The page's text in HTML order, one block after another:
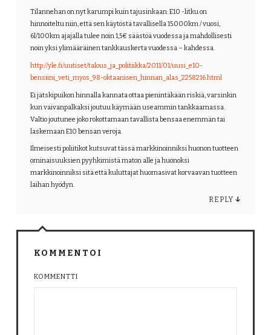
Tilannehan on nyt karumpi kuin tajusinkaan: E10 -litku on
hinnoiteltu niin, että sen käytöstä tavallisella 15.000km / vuosi,
6l/100km ajajalla tulee noin 1,5€ säästöä vuodessa ja mahdollisesti
noin yksi ylimääräinen tankkauskerta vuodessa – kahdessa.
http://yle.fi/uutiset/talous_ja_politiikka/2011/01/uusi_e10-
bensiini_veti_myos_98-oktaanisen_hinnan_alas_2258216.html
Ei jätskipuikon hinnalla kannata ottaa pienintäkään riskiä, varsinkin
kun vaivanpalkaksi joutuu käymään useammin tankkaamassa.
Valtio joutunee joko rokottamaan tavallista bensaa enemmän tai
laskemaan E10 bensan veroja.
Ilmeisesti poliitikot kutsuvat tässä markkinoinniksi huonon tuotteen
ominaisuuksien pyyhkimistä maton alle ja huonoksi
markkinoinniksi sitä että kuluttajat huomasivat korvaavan tuotteen
laihan hyödyn.
REPLY ↓
KOMMENTOI
KOMMENTTI